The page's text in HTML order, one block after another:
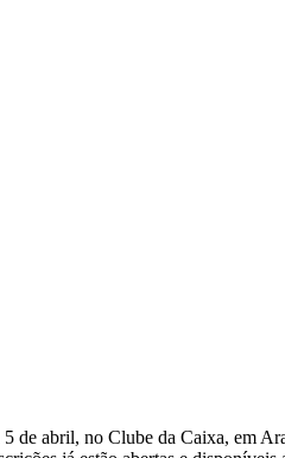
abril, no Clube da Caixa, em